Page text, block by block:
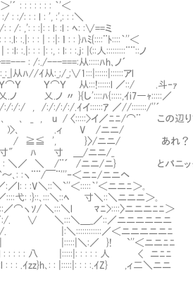
: ｀'＜
', :',: : :＼
l: :l : ﾍ: :∨==ミ
ｌ : : }ﾊﾐ{::::¨ﾄ::::｀''＜
: l: : :.j: |(::人:::::::::¨¨::ノ
===:从:::::ﾊh､ノ´
:_;/_;∨1:::|::::::|::::::アl
⌒Ｙ ㍉从:::!::::::l ／::/ .斗‐ｧ
.ノ 〃 }{し'::::ﾊ{:::::,ｲi7―ｬ:::::／
, /:/:/:/:/.ｲイ::::::ｱ ／//:::::::/''´
, u / 〈:::::>イ／ﾆﾆ/⌒¨ この辺りで誤
)>､ .ィ V /ニニ/
', }〉/ニニ/ あれ？ 私の年
ﾊ 寸 ＿/ニニ/_
/¨´ /ニニ/ニ} とパニックになる人
ヽ¨¨/￣¨'''‐＜ニﾆ/ニニヘ
: :V＼::＼`''＜:::::｀'＜ニニﾆ＞｡
弋: :}::､:::＼::ﾍ 寸＼::＼ニニニ＞｡
／⌒ヽｿ/ ＼:::＼l ﾏﾆ>::::〉ニニニﾆﾆ＞
／:/. ∨ ＼:::＼＿_／::／ニニニニニニ
::::/. |:＼::::::::::::／＜ニニニニニﾆ
|:::::|＼:／ }! `''＜ニニﾆﾆ
: : : : : 八 |:::::|: : : : : 人 < ニﾆﾆ
: : : .ｲzz}h､: : |:::::|: : : :.ｲZ} ,ィ二＼ニニ